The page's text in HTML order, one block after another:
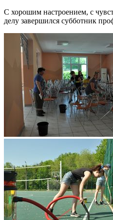
С хорошим настроением, с
делу завершился субботник